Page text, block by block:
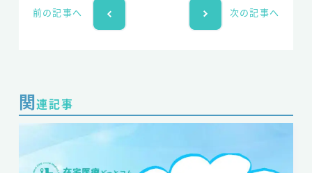
前の記事へ 次の記事へ
関連記事